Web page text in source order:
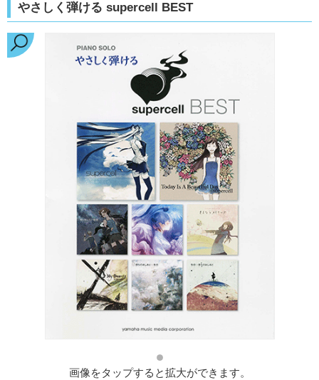
やさしく弾ける supercell BEST
画像をタップすると拡大ができます。